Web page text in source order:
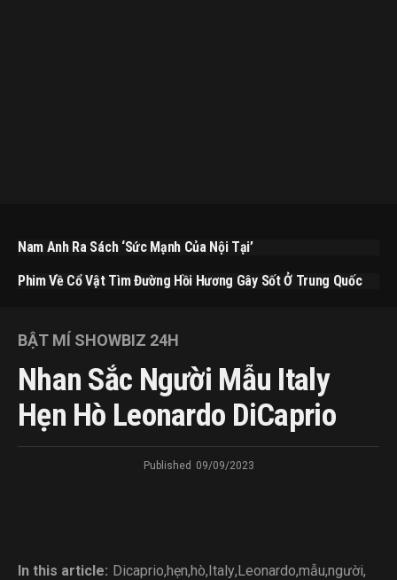
Nam Anh Ra Sách ‘Sức Mạnh Của Nội Tại’
Phim Về Cổ Vật Tìm Đường Hồi Hương Gây Sốt Ở Trung Quốc
BẬT MÍ SHOWBIZ 24H
Nhan Sắc Người Mẫu Italy
Hẹn Hò Leonardo DiCaprio
Published 09/09/2023
In this article: Dicaprio,hẹn,hò,Italy,Leonardo,mẫu,người,